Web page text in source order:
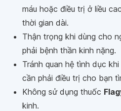
máu hoặc điều trị ở liều
thời gian dài.
Thận trọng khi dùng cho
phải bệnh thần kinh nặng.
Tránh quan hệ tình dục
cần phải điều trị cho bạn
Không sử dụng thuốc
kinh.